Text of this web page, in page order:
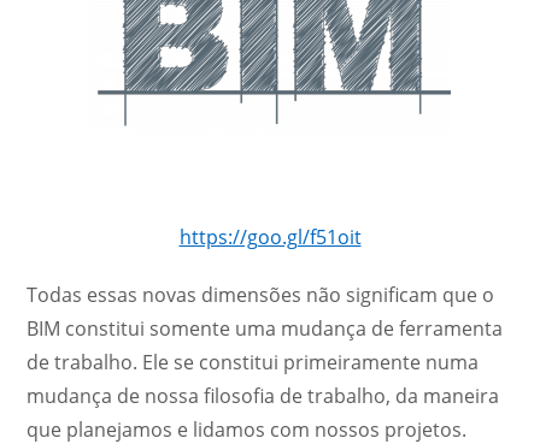
https://goo.gl/f51oit
Todas essas novas dimensões não significam que o
BIM constitui somente uma mudança de ferramenta
de trabalho. Ele se constitui primeiramente numa
mudança de nossa filosofia de trabalho, da maneira
que planejamos e lidamos com nossos projetos.